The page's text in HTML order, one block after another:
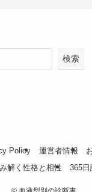
検索
Policy 運営者情報
解く性格と相性
365